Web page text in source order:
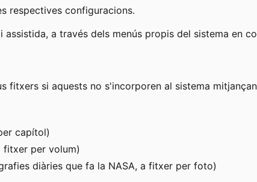
respectives configuracions.
a través dels menús propis del sistema en
fitxers si aquests no s'incorporen al sistema
capítol)
fitxer per volum)
diàries que fa la NASA, a fitxer per foto)